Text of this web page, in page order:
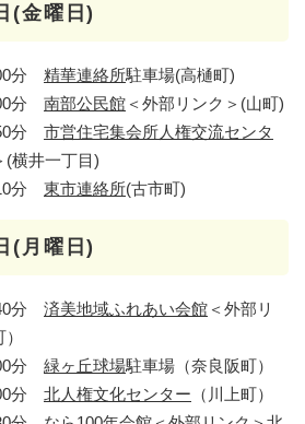
(金曜日)
分 精華連絡所駐車場(高樋町)
分 南部公民館 ＜外部リンク＞ (山町)
分 市営住宅集会所人権交流センタ
(横井一丁目)
分 東市連絡所(古市町)
(月曜日)
分 済美地域ふれあい会館 ＜外部リ
分 緑ヶ丘球場駐車場（奈良阪町）
分 北人権文化センター （川上町）